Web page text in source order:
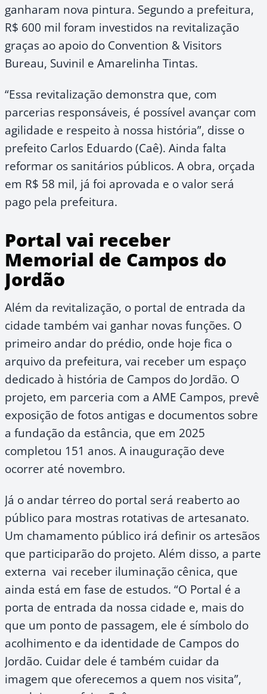
ganharam nova pintura. Segundo a prefeitura,
R$ 600 mil foram investidos na revitalização
graças ao apoio do Convention & Visitors
Bureau, Suvinil e Amarelinha Tintas.
“Essa revitalização demonstra que, com
parcerias responsáveis, é possível avançar com
agilidade e respeito à nossa história”, disse o
prefeito Carlos Eduardo (Caê). Ainda falta
reformar os sanitários públicos. A obra, orçada
em R$ 58 mil, já foi aprovada e o valor será
pago pela prefeitura.
Portal vai receber
Memorial de Campos do
Jordão
Além da revitalização, o portal de entrada da
cidade também vai ganhar novas funções. O
primeiro andar do prédio, onde hoje fica o
arquivo da prefeitura, vai receber um espaço
dedicado à história de Campos do Jordão. O
projeto, em parceria com a AME Campos, prevê
exposição de fotos antigas e documentos sobre
a fundação da estância, que em 2025
completou 151 anos. A inauguração deve
ocorrer até novembro.
Já o andar térreo do portal será reaberto ao
público para mostras rotativas de artesanato.
Um chamamento público irá definir os artesãos
que participarão do projeto. Além disso, a parte
externa vai receber iluminação cênica, que
ainda está em fase de estudos. “O Portal é a
porta de entrada da nossa cidade e, mais do
que um ponto de passagem, ele é símbolo do
acolhimento e da identidade de Campos do
Jordão. Cuidar dele é também cuidar da
imagem que oferecemos a quem nos visita”,